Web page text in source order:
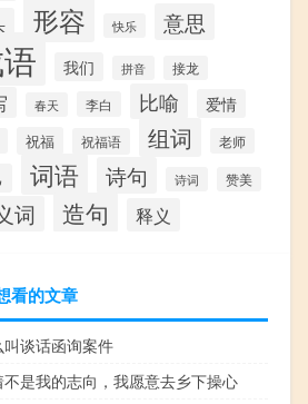
形容 快乐 意思
我们 拼音 接龙
春天 李白 比喻 爱情
祝福 祝福语 组词 老师
词语 诗句 诗词 赞美
词 造句 释义
看的文章
叫谈话函询案件
不是我的志向，我愿意去乡下操心